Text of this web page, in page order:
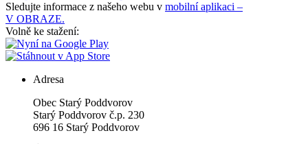
Sledujte informace z našeho webu v mobilní aplikaci –
V OBRAZE.
Volně ke stažení:
Adresa
Obec Starý Poddvorov
Starý Poddvorov č.p. 230
696 16 Starý Poddvorov